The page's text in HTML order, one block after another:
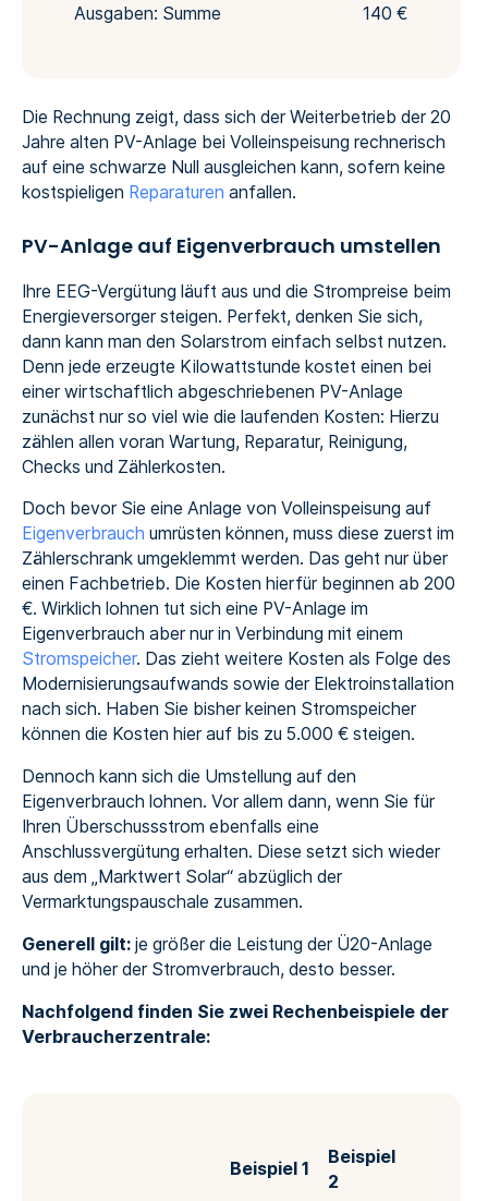
Ausgaben: Summe 140 €
Die Rechnung zeigt, dass sich der Weiterbetrieb der 20
Jahre alten PV-Anlage bei Volleinspeisung rechnerisch
auf eine schwarze Null ausgleichen kann, sofern keine
kostspieligen Reparaturen anfallen.
PV-Anlage auf Eigenverbrauch umstellen
Ihre EEG-Vergütung läuft aus und die Strompreise beim
Energieversorger steigen. Perfekt, denken Sie sich,
dann kann man den Solarstrom einfach selbst nutzen.
Denn jede erzeugte Kilowattstunde kostet einen bei
einer wirtschaftlich abgeschriebenen PV-Anlage
zunächst nur so viel wie die laufenden Kosten: Hierzu
zählen allen voran Wartung, Reparatur, Reinigung,
Checks und Zählerkosten.
Doch bevor Sie eine Anlage von Volleinspeisung auf
Eigenverbrauch umrüsten können, muss diese zuerst im
Zählerschrank umgeklemmt werden. Das geht nur über
einen Fachbetrieb. Die Kosten hierfür beginnen ab 200
€. Wirklich lohnen tut sich eine PV-Anlage im
Eigenverbrauch aber nur in Verbindung mit einem
Stromspeicher. Das zieht weitere Kosten als Folge des
Modernisierungsaufwands sowie der Elektroinstallation
nach sich. Haben Sie bisher keinen Stromspeicher
können die Kosten hier auf bis zu 5.000 € steigen.
Dennoch kann sich die Umstellung auf den
Eigenverbrauch lohnen. Vor allem dann, wenn Sie für
Ihren Überschussstrom ebenfalls eine
Anschlussvergütung erhalten. Diese setzt sich wieder
aus dem „Marktwert Solar“ abzüglich der
Vermarktungspauschale zusammen.
Generell gilt:je größer die Leistung der Ü20-Anlage
und je höher der Stromverbrauch, desto besser.
Nachfolgend finden Sie zwei Rechenbeispiele der
Verbraucherzentrale:
Beispiel 1
Beispiel
2